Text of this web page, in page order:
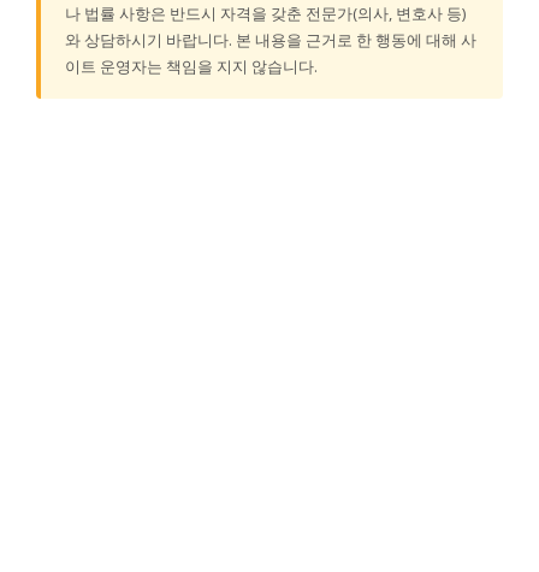
나 법률 사항은 반드시 자격을 갖춘 전문가(의사, 변호사 등)
와 상담하시기 바랍니다. 본 내용을 근거로 한 행동에 대해 사
이트 운영자는 책임을 지지 않습니다.